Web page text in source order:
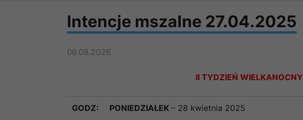
Intencje mszalne 27.04.2025
06.08.2026
II TYDZIEŃ WIELKANOCNY
GODZ: PONIEDZIAŁEK – 28 kwietnia 2025